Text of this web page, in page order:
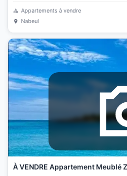
Appartements à vendre
Nabeul
À VENDRE Appartement Meublé